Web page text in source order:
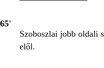
65'
Szoboszlai jobb oldali
elől.